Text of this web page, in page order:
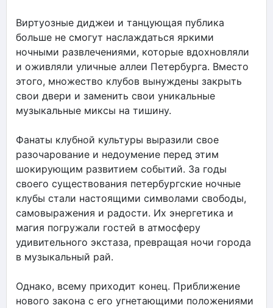
Виртуозные диджеи и танцующая публика
больше не смогут наслаждаться яркими
ночными развлечениями, которые вдохновляли
и оживляли уличные аллеи Петербурга. Вместо
этого, множество клубов вынуждены закрыть
свои двери и заменить свои уникальные
музыкальные миксы на тишину.
Фанаты клубной культуры выразили свое
разочарование и недоумение перед этим
шокирующим развитием событий. За годы
своего существования петербургские ночные
клубы стали настоящими символами свободы,
самовыражения и радости. Их энергетика и
магия погружали гостей в атмосферу
удивительного экстаза, превращая ночи города
в музыкальный рай.
Однако, всему приходит конец. Приближение
нового закона с его угнетающими положениями